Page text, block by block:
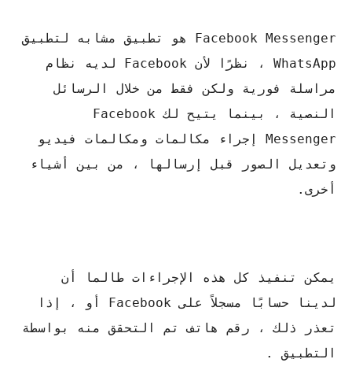
Facebook Messenger هو تطبيق مشابه لتطبيق
WhatsApp ، نظرًا لأن Facebook لديه نظام
مراسلة فورية ولكن فقط من خلال الرسائل
النصية ، بينما يتيح لك Facebook
Messenger إجراء مكالمات ومكالمات فيديو
وتعديل الصور قبل إرسالها ، من بين أشياء
أخرى.
يمكن تنفيذ كل هذه الإجراءات طالما أن
لدينا حسابًا مسجلاً على Facebook أو ، إذا
تعذر ذلك ، رقم هاتف تم التحقق منه بواسطة
التطبيق .